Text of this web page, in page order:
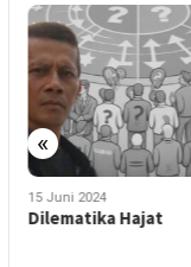
«
15 Juni 2024
Dilematika Hajat